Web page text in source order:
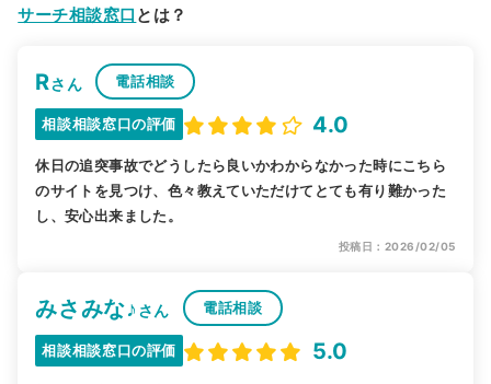
サーチ相談窓口 とは？
Rさん 電話相談
相談相談窓口の評価 4.0
休日の追突事故でどうしたら良いかわからなかった時にこちら
のサイトを見つけ、色々教えていただけてとても有り難かった
し、安心出来ました。
投稿日：2026/02/05
みさみな♪ さん 電話相談
相談相談窓口の評価 5.0